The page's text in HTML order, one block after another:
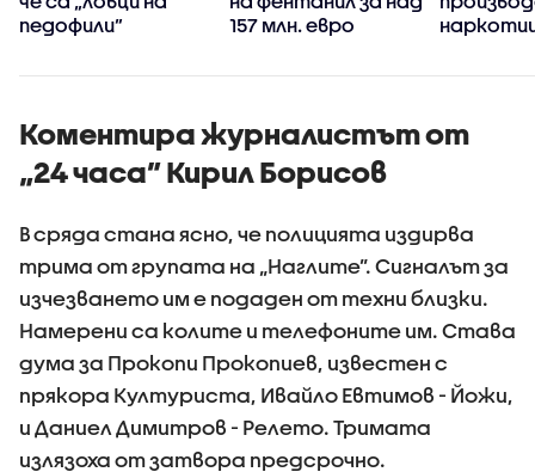
педофили”
157 млн. евро
Коментира журналистът от
„24 часа” Кирил Борисов
В сряда стана ясно, че полицията издирва
трима от групата на „Наглите”. Сигналът за
изчезването им е подаден от техни близки.
Намерени са колите и телефоните им. Става
дума за Прокопи Прокопиев, известен с
прякора Културиста, Ивайло Евтимов - Йожи,
и Даниел Димитров - Релето. Тримата
излязоха от затвора предсрочно.